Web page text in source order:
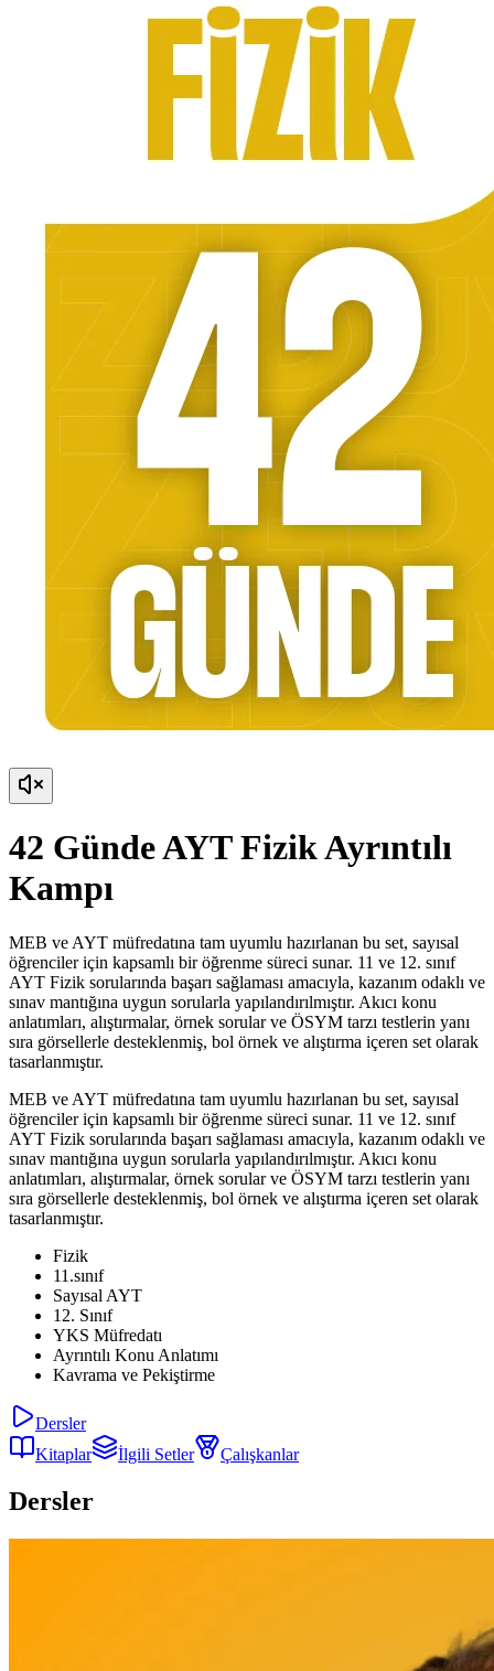
42 Günde AYT Fizik Ayrıntılı
Kampı
MEB ve AYT müfredatına tam uyumlu hazırlanan bu set, sayısal
öğrenciler için kapsamlı bir öğrenme süreci sunar. 11 ve 12. sınıf
AYT Fizik sorularında başarı sağlaması amacıyla, kazanım odaklı ve
sınav mantığına uygun sorularla yapılandırılmıştır. Akıcı konu
anlatımları, alıştırmalar, örnek sorular ve ÖSYM tarzı testlerin yanı
sıra görsellerle desteklenmiş, bol örnek ve alıştırma içeren set olarak
tasarlanmıştır.
MEB ve AYT müfredatına tam uyumlu hazırlanan bu set, sayısal
öğrenciler için kapsamlı bir öğrenme süreci sunar. 11 ve 12. sınıf
AYT Fizik sorularında başarı sağlaması amacıyla, kazanım odaklı ve
sınav mantığına uygun sorularla yapılandırılmıştır. Akıcı konu
anlatımları, alıştırmalar, örnek sorular ve ÖSYM tarzı testlerin yanı
sıra görsellerle desteklenmiş, bol örnek ve alıştırma içeren set olarak
tasarlanmıştır.
Fizik
11.sınıf
Sayısal AYT
12. Sınıf
YKS Müfredatı
Ayrıntılı Konu Anlatımı
Kavrama ve Pekiştirme
Dersler
Kitaplar
İlgili Setler Çalışkanlar
Dersler